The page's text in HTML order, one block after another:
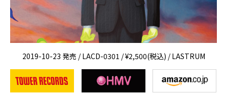
2019-10-23 発売 / LACD-0301 / ¥2,500(税込) / LASTRUM